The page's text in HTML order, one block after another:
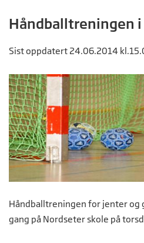
Håndballtreningen i
Sist oppdatert 24.06.2014
Håndballtreningen for jenter
gang på Nordseter skole på